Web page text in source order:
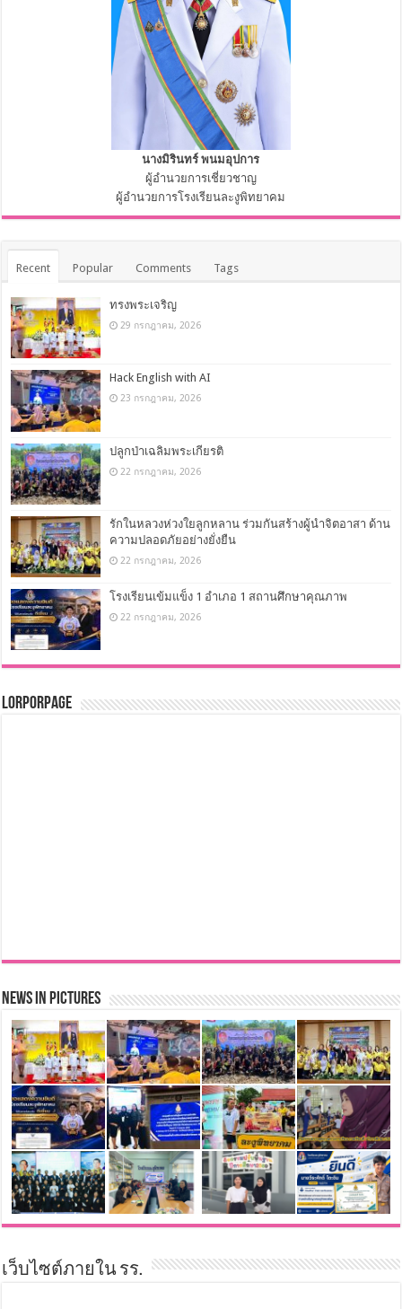
นางมิรินทร์ พนมอุปการ
ผู้อำนวยการเชี่ยวชาญ
ผู้อำนวยการโรงเรียนละงูพิทยาคม
Recent Popular Comments Tags
ทรงพระเจริญ
29 กรกฎาคม, 2026
Hack English with AI
23 กรกฎาคม, 2026
ปลูกป่าเฉลิมพระเกียรติ
22 กรกฎาคม, 2026
รักในหลวงห่วงใยลูกหลาน ร่วมกันสร้างผู้นำจิตอาสา ด้าน
ความปลอดภัยอย่างยั่งยืน
22 กรกฎาคม, 2026
โรงเรียนเข้มแข็ง 1 อำเภอ 1 สถานศึกษาคุณภาพ
22 กรกฎาคม, 2026
LorPorPage
News in Pictures
เว็บไซต์ภายใน รร.